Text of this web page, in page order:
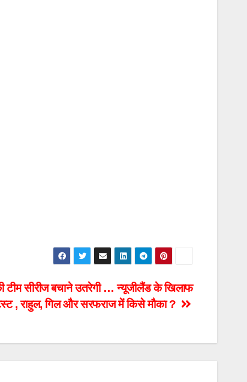
सीरीज बचाने उतरेगी … न्यूजीलैंड के खिलाफ
, राहुल, गिल और सरफराज में किसे मौका ?